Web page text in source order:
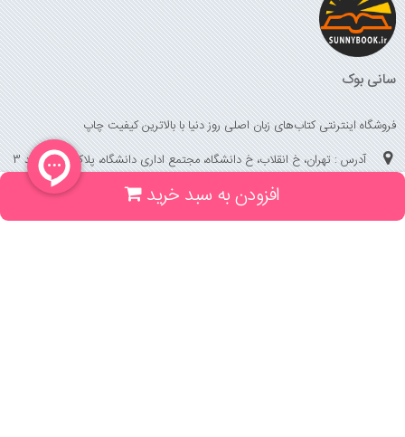
افزودن به سبد خرید
سانی بوک
فروشگاه اینترنتی کتاب‌های زبان اصلی روز دنیا با بالاترین کیفیت چاپ
آدرس : تهران، خ انقلاب، خ دانشگاه، مجتمع اداری دانشگاه، پلاک 158 واحد 3
(جهت خرید حضوری، تلفنی ، پیگیری سفارشات سایت با شماره تلفن 02166175070
تماس حاصل فرمایید)